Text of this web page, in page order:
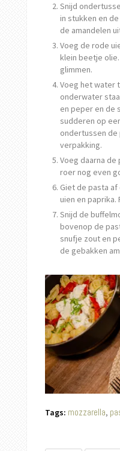
Snijd
in stukken en
de amandelen
Voeg de rode
klein beetje
glimmen.
Voeg het water
onderwater
en peper en de
sudderen op
ondertussen
verpakking.
Voeg daarna de
roer nog even
Giet de pasta
uien en paprika.
Snijd de
bovenop de
snufje zout en
de gebakken
Tags: mozzarella,